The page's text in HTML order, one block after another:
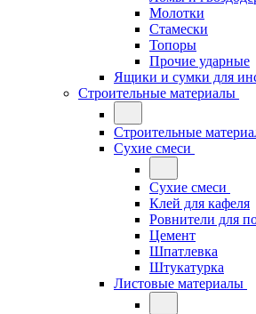
Молотки
Стамески
Топоры
Прочие ударные
Ящики и сумки для
Строительные материалы
Строительные
Сухие смеси
Сухие смеси
Клей для кафеля
Ровнители для
Цемент
Шпатлевка
Штукатурка
Листовые материалы